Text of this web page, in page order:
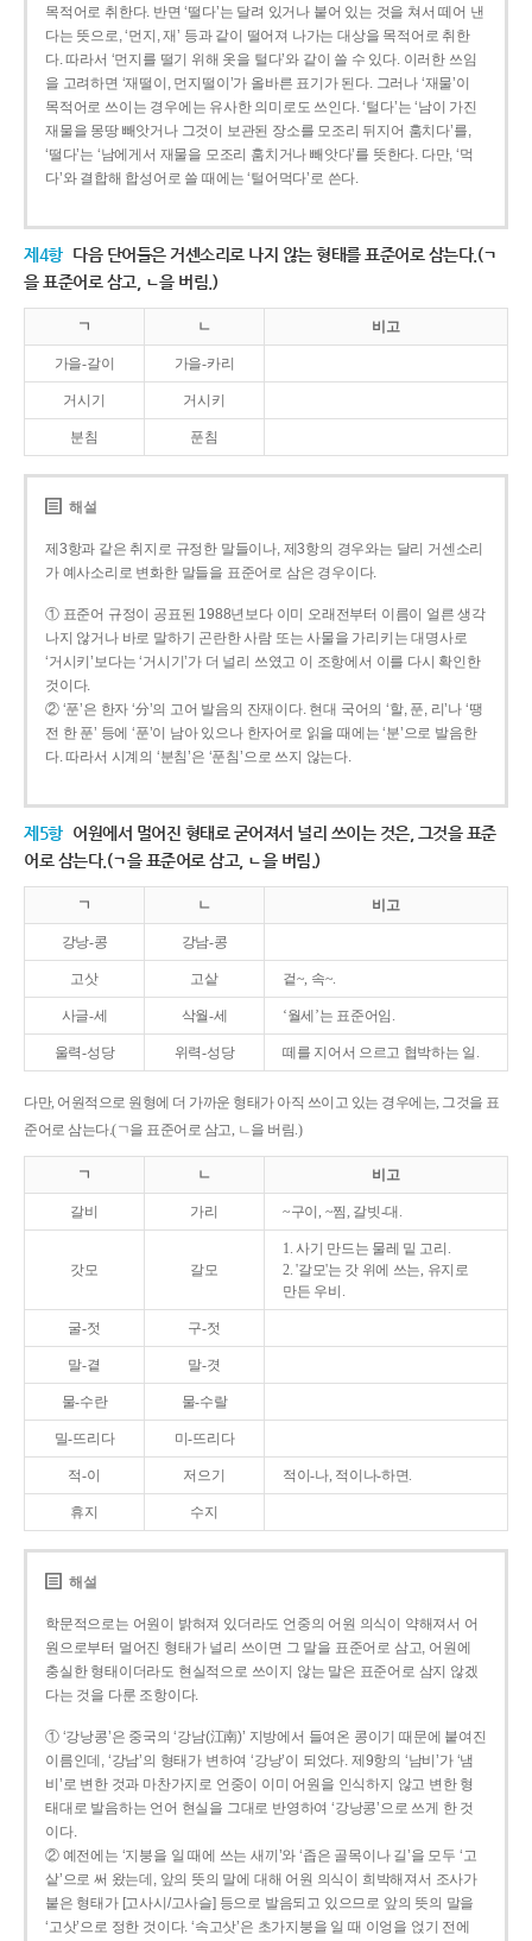
목적어로 취한다. 반면 ‘떨다’는 달려 있거나 붙어 있는 것을 쳐서 떼어 낸
다는 뜻으로, ‘먼지, 재’ 등과 같이 떨어져 나가는 대상을 목적어로 취한
다. 따라서 ‘먼지를 떨기 위해 옷을 털다’와 같이 쓸 수 있다. 이러한 쓰임
을 고려하면 ‘재떨이, 먼지떨이’가 올바른 표기가 된다. 그러나 ‘재물’이
목적어로 쓰이는 경우에는 유사한 의미로도 쓰인다. ‘털다’는 ‘남이 가진
재물을 몽땅 빼앗거나 그것이 보관된 장소를 모조리 뒤지어 훔치다’를,
‘떨다’는 ‘남에게서 재물을 모조리 훔치거나 빼앗다’를 뜻한다. 다만, ‘먹
다’와 결합해 합성어로 쓸 때에는 ‘털어먹다’로 쓴다.
제4항 다음 단어들은 거센소리로 나지 않는 형태를 표준어로 삼는다.(ㄱ
을 표준어로 삼고, ㄴ을 버림.)
ㄱ ㄴ 비고
가을-갈이 가을-카리
거시기 거시키
분침 푼침
해설
제3항과 같은 취지로 규정한 말들이나, 제3항의 경우와는 달리 거센소리
가 예사소리로 변화한 말들을 표준어로 삼은 경우이다.
① 표준어 규정이 공표된 1988년보다 이미 오래전부터 이름이 얼른 생각
나지 않거나 바로 말하기 곤란한 사람 또는 사물을 가리키는 대명사로
‘거시키’보다는 ‘거시기’가 더 널리 쓰였고 이 조항에서 이를 다시 확인한
것이다.
② ‘푼’은 한자 ‘分’의 고어 발음의 잔재이다. 현대 국어의 ‘할, 푼, 리’나 ‘땡
전 한 푼’ 등에 ‘푼’이 남아 있으나 한자어로 읽을 때에는 ‘분’으로 발음한
다. 따라서 시계의 ‘분침’은 ‘푼침’으로 쓰지 않는다.
제5항 어원에서 멀어진 형태로 굳어져서 널리 쓰이는 것은, 그것을 표준
어로 삼는다.(ㄱ을 표준어로 삼고, ㄴ을 버림.)
ㄱ ㄴ 비고
강낭-콩 강남-콩
고삿 고샅 겉~, 속~.
사글-세 삭월-세 ‘월세’는 표준어임.
울력-성당 위력-성당 떼를 지어서 으르고 협박하는 일.
다만, 어원적으로 원형에 더 가까운 형태가 아직 쓰이고 있는 경우에는, 그것을 표
준어로 삼는다.(ㄱ을 표준어로 삼고, ㄴ을 버림.)
ㄱ ㄴ 비고
갈비 가리 ~구이, ~찜, 갈빗-대.
갓모 갈모
1. 사기 만드는 물레 밑 고리.
2. '갈모'는 갓 위에 쓰는, 유지로
만든 우비.
굴-젓 구-젓
말-곁 말-겻
물-수란 물-수랄
밀-뜨리다 미-뜨리다
적-이 저으기 적이-나, 적이나-하면.
휴지 수지
해설
학문적으로는 어원이 밝혀져 있더라도 언중의 어원 의식이 약해져서 어
원으로부터 멀어진 형태가 널리 쓰이면 그 말을 표준어로 삼고, 어원에
충실한 형태이더라도 현실적으로 쓰이지 않는 말은 표준어로 삼지 않겠
다는 것을 다룬 조항이다.
① ‘강낭콩’은 중국의 ‘강남(江南)’ 지방에서 들여온 콩이기 때문에 붙여진
이름인데, ‘강남’의 형태가 변하여 ‘강낭’이 되었다. 제9항의 ‘남비’가 ‘냄
비’로 변한 것과 마찬가지로 언중이 이미 어원을 인식하지 않고 변한 형
태대로 발음하는 언어 현실을 그대로 반영하여 ‘강낭콩’으로 쓰게 한 것
이다.
② 예전에는 ‘지붕을 일 때에 쓰는 새끼’와 ‘좁은 골목이나 길’을 모두 ‘고
샅’으로 써 왔는데, 앞의 뜻의 말에 대해 어원 의식이 희박해져서 조사가
붙은 형태가 [고사시/고사슬] 등으로 발음되고 있으므로 앞의 뜻의 말을
‘고삿’으로 정한 것이다. ‘속고삿’은 초가지붕을 일 때 이엉을 얹기 전에